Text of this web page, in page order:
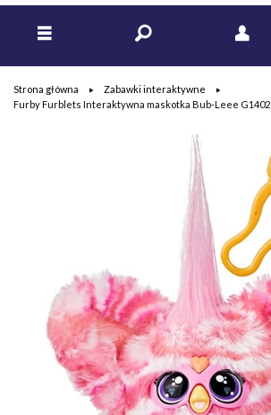
Strona główna
Zabawki interaktywne
Furby Furblets Interaktywna maskotka Bub-Leee G1402